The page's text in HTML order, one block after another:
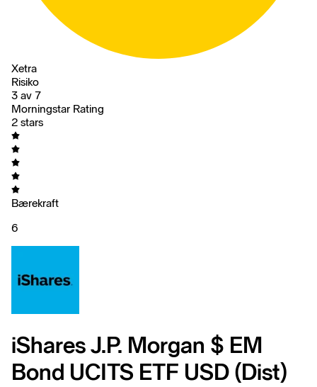
Xetra
Risiko
3 av 7
Morningstar Rating
2 stars
Bærekraft
6
iShares J.P. Morgan $ EM
Bond UCITS ETF USD (Dist)